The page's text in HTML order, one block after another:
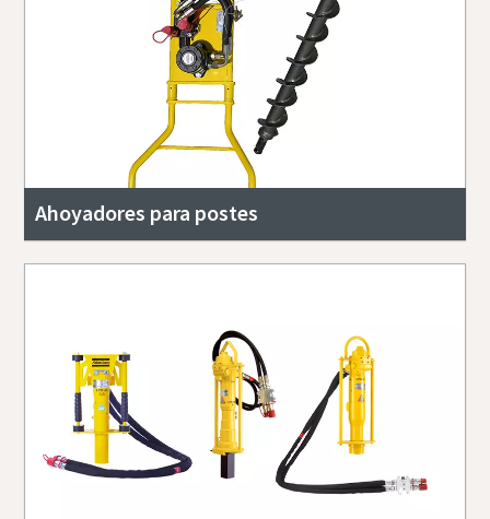
Ahoyadores para postes